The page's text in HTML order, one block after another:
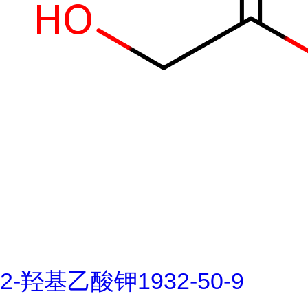
2-羟基乙酸钾1932-50-9